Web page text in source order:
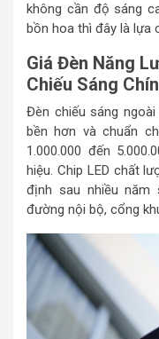
không cần độ sáng
bồn hoa thì đây là lựa
Giá Đèn Năng
Chiếu Sáng
Đèn chiếu sáng
bền hơn và chuẩn
1.000.000 đến
hiệu. Chip LED chất
định sau nhiều
đường nội bộ, cổng